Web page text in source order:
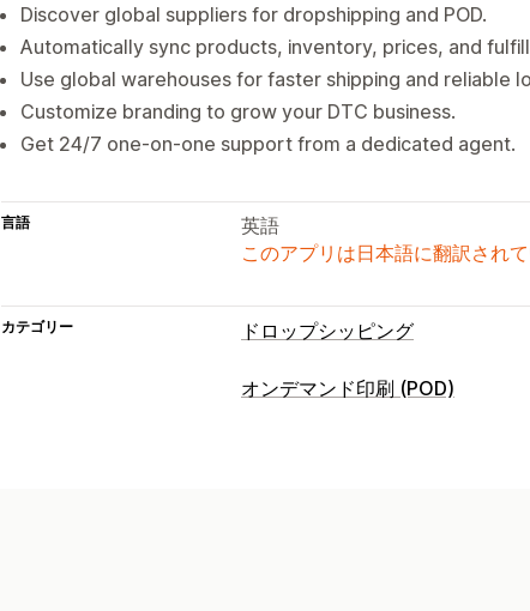
Discover global suppliers for dropshipping and POD.
Automatically sync products, inventory, prices, and
Use global warehouses for faster shipping and reliable
Customize branding to grow your DTC business.
Get 24/7 one-on-one support from a dedicated agent.
言語
英語
このアプリは日本語に翻訳され
カテゴリー ドロップシッピング
販売可能な商品
オンデマンド印刷 (POD)